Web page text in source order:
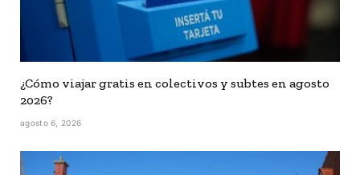
¿Cómo viajar gratis en colectivos y subtes en agosto
2026?
agosto 6, 2026